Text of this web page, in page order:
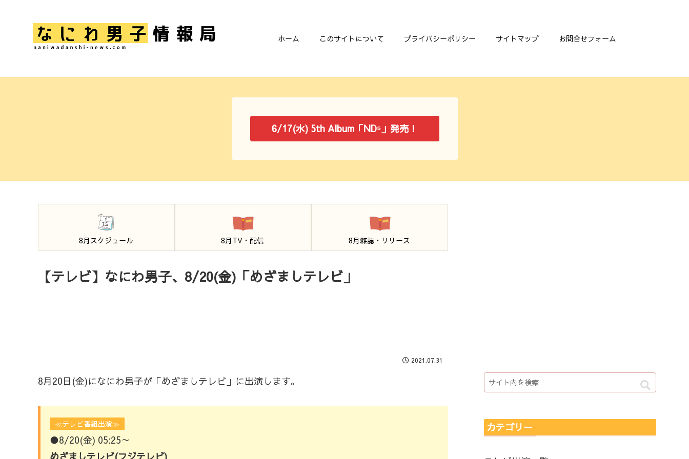
ホーム このサイトについて プライバシーポリシー サイトマップ お問合せフォーム
6/17(水) 5th Album「ND⁵」発売！
8月スケジュール 8月TV・配信 8月雑誌・リリース
【テレビ】なにわ男子、8/20(金)「めざましテレビ」
2021.07.31
8月20日(金)になにわ男子が「めざましテレビ」に出演します。
≪テレビ番組出演≫
●8/20(金) 05:25～
めざましテレビ(フジテレビ)
カテゴリー